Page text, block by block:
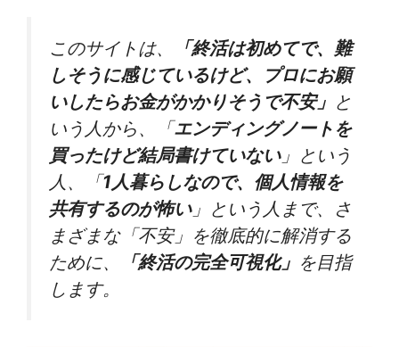
このサイトは、
「終活は初めてで、難
しそうに感じているけど、プロにお願
いしたらお金がかかりそうで不安」 と
いう人から、「エンディングノートを
買ったけど結局書けていない」という
人、「1人暮らしなので、個人情報を
共有するのが怖い」という人まで、さ
まざまな「不安」を徹底的に解消する
ために、
「終活の完全可視化」 を目指
します。